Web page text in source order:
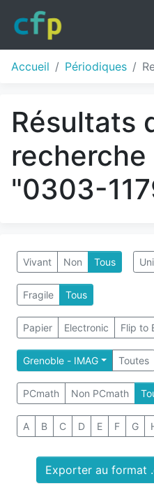
Accueil Périodiques
Résultats
"0303-
Vivant Non Tous
Fragile Tous
Papier Electronic Flip to
Grenoble - IMAG Toutes
PCmath Non PCmath
A B C D E F G
Exporter au format